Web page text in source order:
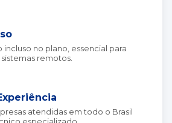
incluso no plano, essencial para
remotos.
atendidas em todo o Brasil